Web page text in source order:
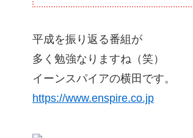
平成を振り返る番組が
多く勉強なりますね（笑）
イーンスパイアの横田です。
https://www.enspire.co.jp